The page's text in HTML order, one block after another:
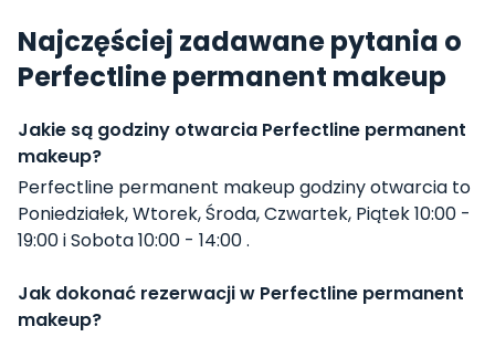
Najczęściej zadawane pytania o
Perfectline permanent makeup
Jakie są godziny otwarcia Perfectline permanent
makeup?
Perfectline permanent makeup godziny otwarcia to
Poniedziałek, Wtorek, Środa, Czwartek, Piątek 10:00 -
19:00 i Sobota 10:00 - 14:00 .
Jak dokonać rezerwacji w Perfectline permanent
makeup?